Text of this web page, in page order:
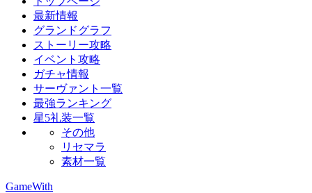
最新情報
グランドグラフ
ストーリー攻略
イベント攻略
ガチャ情報
サーヴァント一覧
最強ランキング
星5礼装一覧
その他
リセマラ
素材一覧
GameWith